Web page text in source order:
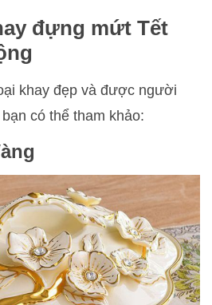
đựng mứt Tết
khay đẹp và được người
có thể tham khảo: